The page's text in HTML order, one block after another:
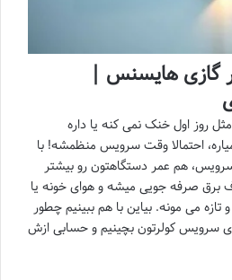
گازی هایسنس |
روز اول خنک نمی کنه یا داره
احتمالا وقت سرویس منظمشه! با
هم عمر دستگاهتون رو بیشتر
برق صرفه جویی میشه و هوای خونه یا
می مونه. بیاین با هم ببینیم چطور
سرویس کولرتون بچینیم و حسابی ازش